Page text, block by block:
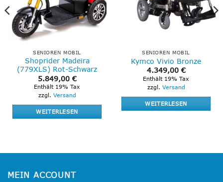
SENIOREN MOBIL
Shoprider Madeira
(779XLS) Rot-Schwarz
5.849,00 €
Enthält 19% Tax
zzgl. Versand
WEITERLESEN
SENIOREN MOBIL
Kymco Vivio Bronze
4.349,00 €
Enthält 19% Tax
zzgl. Versand
WEITERLESEN
MEIN ACCOUNT